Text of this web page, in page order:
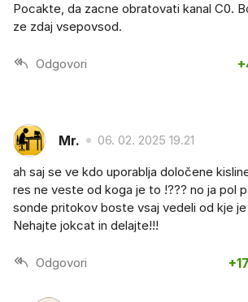
Pocakte, da zacne obratovati kanal C0.
ze zdaj vsepovsod.
Odgovori
Mr. 06. 02. 2025 19.21
ah saj se ve kdo uporablja določene
res ne veste od koga je to !??? no ja pol
sonde pritokov boste vsaj vedeli od kje
Nehajte jokcat in delajte!!!
Odgovori +17